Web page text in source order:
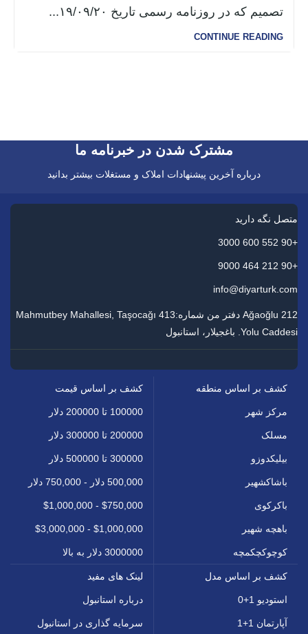
تصمیم که در روزنامه رسمی تاریخ ۱۹/۰۹/۲۰...
CONTINUE READING
مشترک شدن در خبرنامه ما
درباره آخرین پیشنهادات املاک و مستغلات بیشتر بدانید
متصل نگه دارید
+90 552 600 3000
+90 212 464 9000
info@diyarturk.com
Ağaoğlu 212 دفتر من شماره:413 Mahmutbey Mahallesi, Taşocağı
Yolu Caddesi. باغجیلار، استانبول
کشف بر اساس منطقه
مرکز شهر
مسلک
بیلیکدوزو
باشاکشهیر
باکرکوی
باهچه شهیر
کوچوکچکمچه
کشف بر اساس قیمت
100000 تا 200000 دلار
200000 تا 300000 دلار
300000 تا 500000 دلار
500,000 دلار - 750,000 دلار
$750,000 - $1,000,000
$1,000,000 - $3,000,000
3000000 دلار به بالا
کشف بر اساس مدل
استودیو 1+0
آپارتمان 1+1
لینک های مفید
درباره استانبول
سرمایه گذاری در استانبول